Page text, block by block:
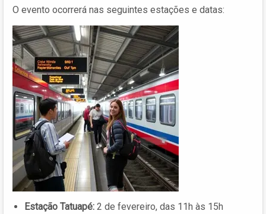
O evento ocorrerá nas seguintes estações e datas:
Estação Tatuapé: 2 de fevereiro, das 11h às 15h